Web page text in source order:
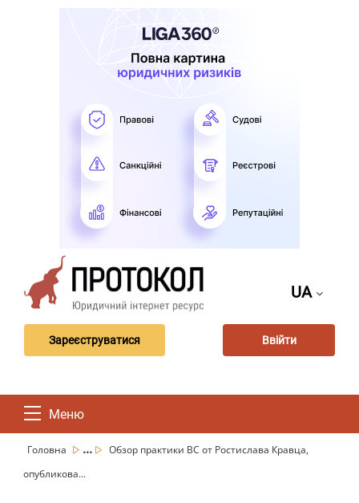
UA
Зареєструватися Ввійти
Меню
Головна ...
Обзор практики ВС от Ростислава Кравца,
опубликова...